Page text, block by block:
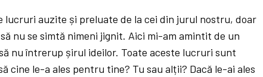
lucruri auzite și preluate de la cei din jurul nostru, doar
nu se simtă nimeni jignit. Aici mi-am amintit de un
nu întrerup șirul ideilor. Toate aceste lucruri sunt
cine le-a ales pentru tine? Tu sau alții? Dacă le-ai ales